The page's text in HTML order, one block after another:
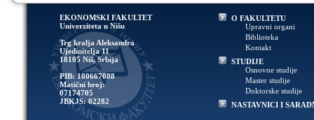
EKONOMSKI FAKULTET
Univerziteta u Nišu
Trg kralja Aleksandra
Ujedinitelja 11
18105 Niš, Srbija
PIB: 100667088
Matični broj:
07174705
JBKJS: 02282
O FAKULTETU
Upravni organi
Biblioteka
Kontakt
STUDIJE
Osnovne studije
Master studije
Doktorske studije
NASTAVNICI I